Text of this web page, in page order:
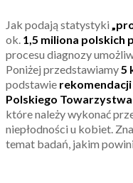
Jak podają statystyki
ok. 1,5 miliona polskich
procesu diagnozy
Poniżej przedstawiamy5
podstawie rekomendacji
Polskiego Towarzystwa
które należy wykonać
niepłodności u kobiet.
temat badań, jakim